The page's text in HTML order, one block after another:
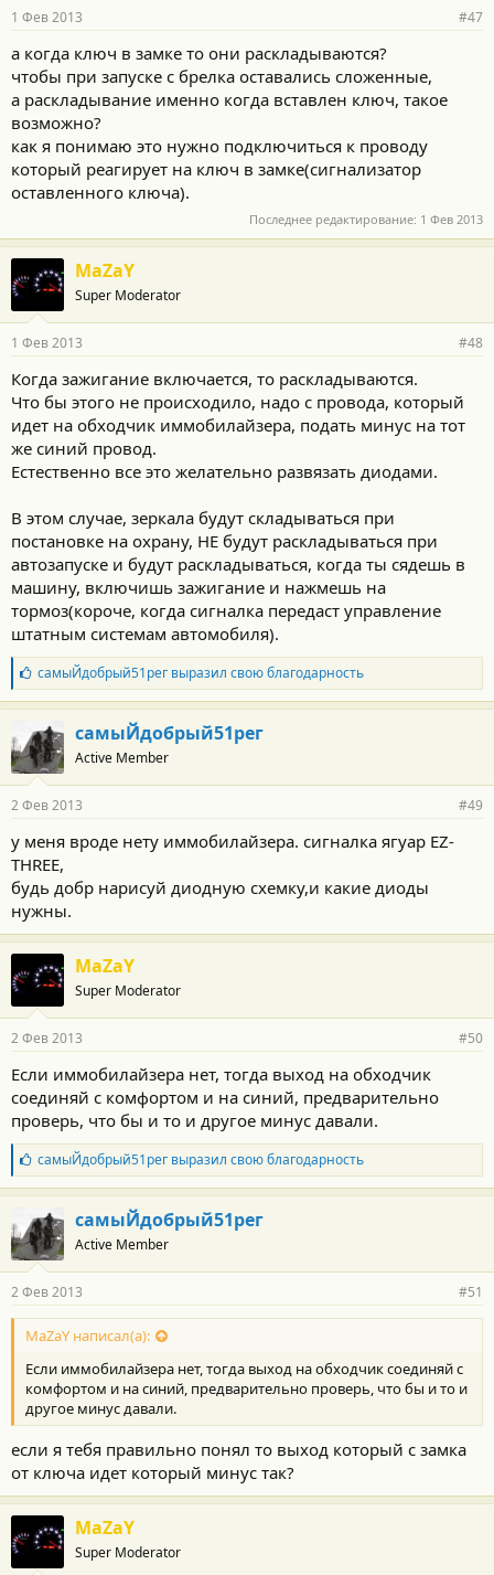
н
с
т
и
1 Фев 2013 #47
а когда ключ в замке то они раскладываются?
чтобы при запуске с брелка оставались сложенные,
а раскладывание именно когда вставлен ключ, такое
возможно?
как я понимаю это нужно подключиться к проводу
который реагирует на ключ в замке(сигнализатор
оставленного ключа).
Последнее редактирование: 1 Фев 2013
MaZaY
Super Moderator
1 Фев 2013 #48
Когда зажигание включается, то раскладываются.
Что бы этого не происходило, надо с провода, который
идет на обходчик иммобилайзера, подать минус на тот
же синий провод.
Естественно все это желательно развязать диодами.
В этом случае, зеркала будут складываться при
постановке на охрану, НЕ будут раскладываться при
автозапуске и будут раскладываться, когда ты сядешь в
машину, включишь зажигание и нажмешь на
тормоз(короче, когда сигналка передаст управление
штатным системам автомобиля).
Б
л
а
о
д
а
н
с
т
и
:
самыЙдобрый51регвыразил свою благодарность
самыЙдобрый51рег
Active Member
2 Фев 2013 #49
у меня вроде нету иммобилайзера. сигналка ягуар EZ-
THREE,
будь добр нарисуй диодную схемку,и какие диоды
нужны.
MaZaY
Super Moderator
2 Фев 2013 #50
Если иммобилайзера нет, тогда выход на обходчик
соединяй с комфортом и на синий, предварительно
проверь, что бы и то и другое минус давали.
Б
л
а
о
д
а
н
о
с
и
:
самыЙдобрый51регвыразил свою благодарность
самыЙдобрый51рег
Active Member
2 Фев 2013 #51
MaZaY написал(а):
Если иммобилайзера нет, тогда выход на обходчик соединяй с
комфортом и на синий, предварительно проверь, что бы и то и
другое минус давали.
если я тебя правильно понял то выход который с замка
от ключа идет который минус так?
MaZaY
Super Moderator